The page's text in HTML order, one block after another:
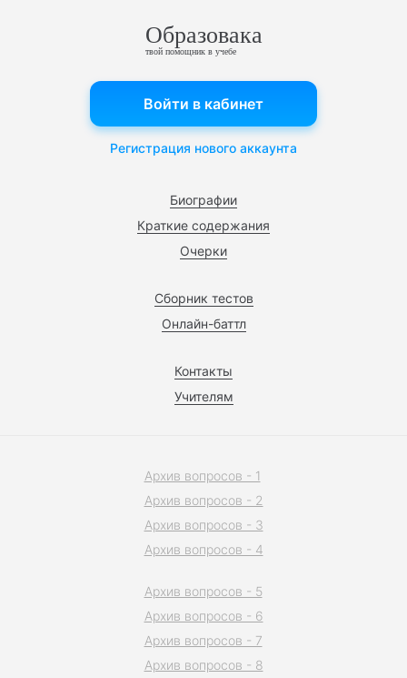
Образовака
твой помощник в учебе
Биографии
Краткие содержания
Очерки
Сборник тестов
Онлайн-баттл
Контакты
Учителям
Войти в кабинет
Регистрация нового аккаунта
Архив вопросов - 1
Архив вопросов - 2
Архив вопросов - 3
Архив вопросов - 4
Архив вопросов - 5
Архив вопросов - 6
Архив вопросов - 7
Архив вопросов - 8